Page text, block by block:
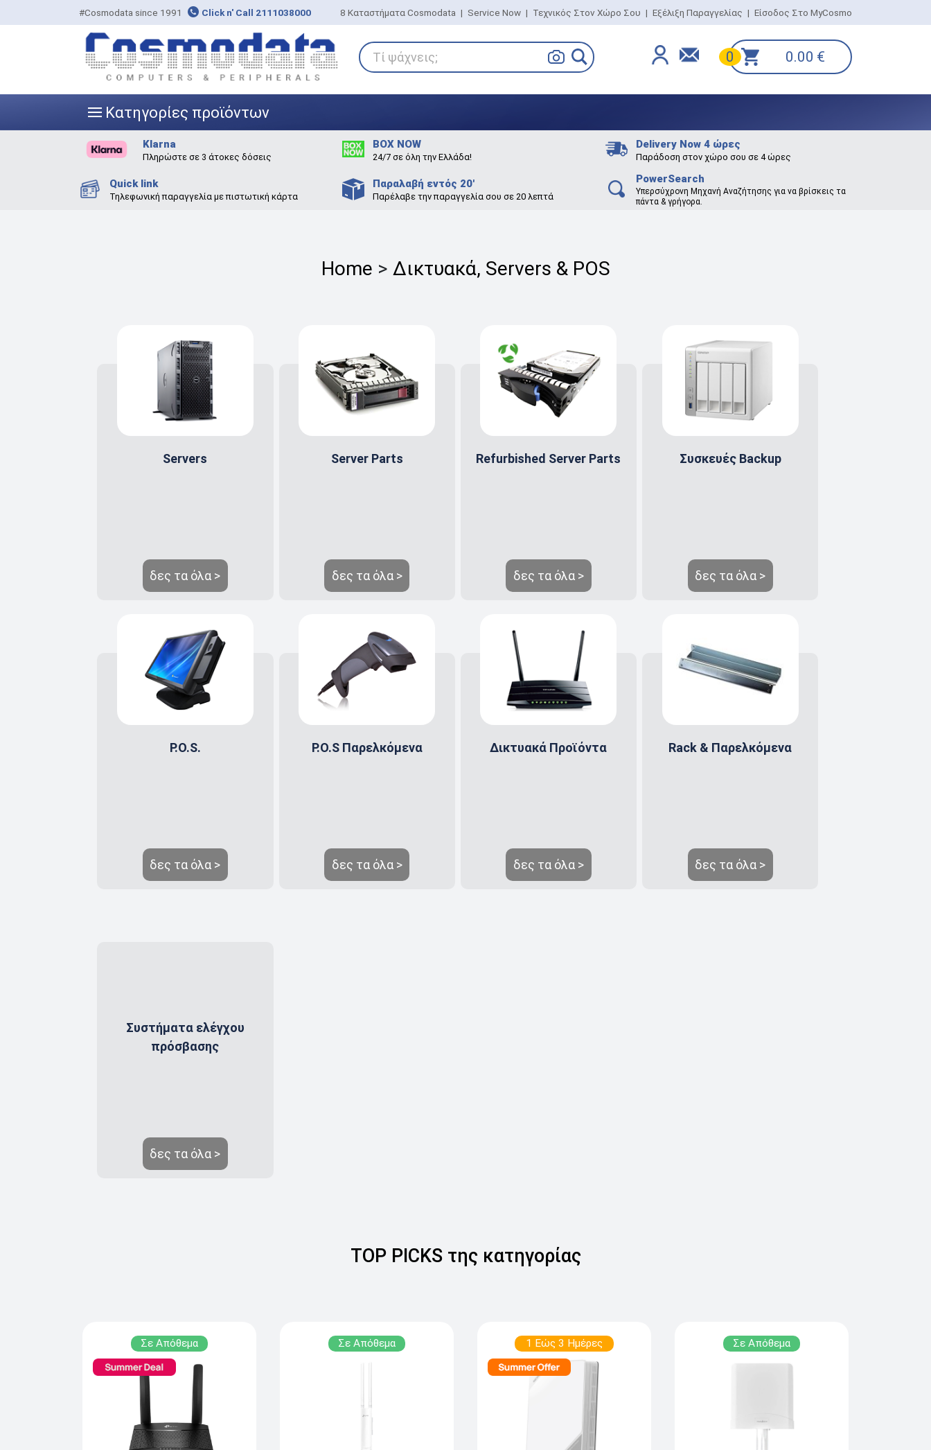
#Cosmodata since 1991 Click n' Call 2111038000 8 Καταστήματα Cosmodata | Service Now | Τεχνικός Στον Χώρο Σου | Εξέλιξη Παραγγελίας | Είσοδος Στο MyCosmo
Τί ψάχνεις; 0 0.00 €
||| Κατηγορίες προϊόντων
Klarna
Πληρώστε σε 3 άτοκες δόσεις
BOX NOW
24/7 σε όλη την Ελλάδα!
Delivery Now 4 ώρες
Παράδοση στον χώρο σου σε 4 ώρες
Quick link
Τηλεφωνική παραγγελία με πιστωτική κάρτα
Παραλαβή εντός 20'
Παρέλαβε την παραγγελία σου σε 20 λεπτά
PowerSearch
Υπερσύχρονη Μηχανή Αναζήτησης για να βρίσκεις τα
πάντα & γρήγορα.
Home > Δικτυακά, Servers & POS
Servers
δες τα όλα >
Server Parts
δες τα όλα >
Refurbished Server Parts
δες τα όλα >
Συσκευές Backup
δες τα όλα >
P.O.S.
δες τα όλα >
P.O.S Παρελκόμενα
δες τα όλα >
Δικτυακά Προϊόντα
δες τα όλα >
Rack & Παρελκόμενα
δες τα όλα >
Συστήματα ελέγχου
πρόσβασης
δες τα όλα >
TOP PICKS της κατηγορίας
Σε Απόθεμα Σε Απόθεμα 1 Εώς 3 Ημέρες Σε Απόθεμα